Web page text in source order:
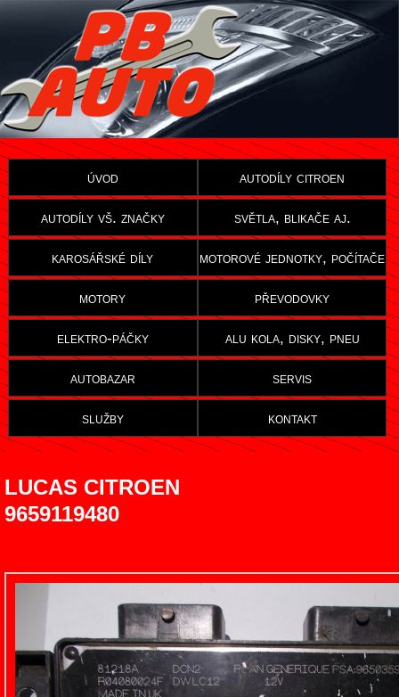
úvod autodíly citroen
autodíly vš. značky světla, blikače aj.
karosářské díly motorové jednotky, počítače
motory převodovky
elektro-páčky alu kola, disky, pneu
autobazar servis
služby kontakt
LUCAS CITROEN
9659119480